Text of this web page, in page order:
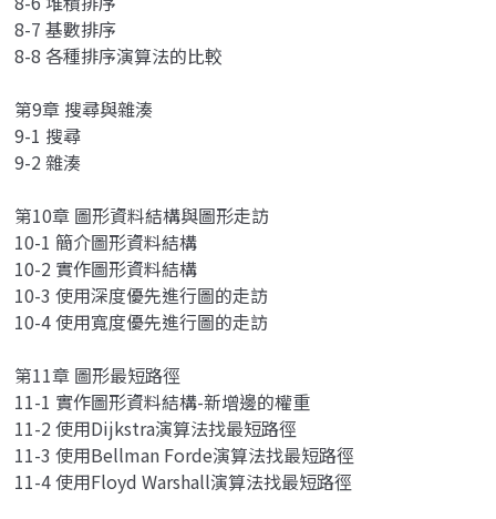
8-7 基數排序
8-8 各種排序演算法的比較
第9章 搜尋與雜湊
9-1 搜尋
9-2 雜湊
第10章 圖形資料結構與圖形走訪
10-1 簡介圖形資料結構
10-2 實作圖形資料結構
10-3 使用深度優先進行圖的走訪
10-4 使用寬度優先進行圖的走訪
第11章 圖形最短路徑
11-1 實作圖形資料結構-新增邊的權重
11-2 使用Dijkstra演算法找最短路徑
11-3 使用Bellman Forde演算法找最短路徑
11-4 使用Floyd Warshall演算法找最短路徑